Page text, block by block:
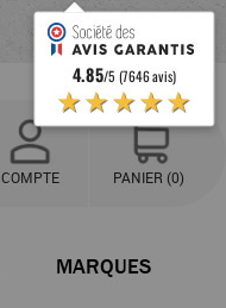
COMPTE PANIER (0)
MARQUES
4.85/5 (7646 avis)
★★★★★